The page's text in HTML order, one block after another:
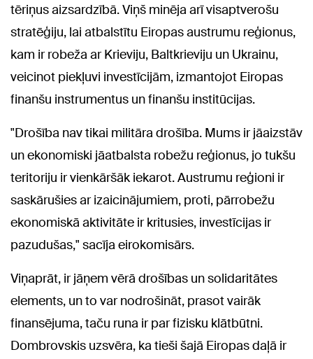
tēriņus aizsardzībā. Viņš minēja arī visaptverošu
stratēģiju, lai atbalstītu Eiropas austrumu reģionus,
kam ir robeža ar Krieviju, Baltkrieviju un Ukrainu,
veicinot piekļuvi investīcijām, izmantojot Eiropas
finanšu instrumentus un finanšu institūcijas.
"Drošība nav tikai militāra drošība. Mums ir jāaizstāv
un ekonomiski jāatbalsta robežu reģionus, jo tukšu
teritoriju ir vienkāršāk iekarot. Austrumu reģioni ir
saskārušies ar izaicinājumiem, proti, pārrobežu
ekonomiskā aktivitāte ir kritusies, investīcijas ir
pazudušas," sacīja eirokomisārs.
Viņaprāt, ir jāņem vērā drošības un solidaritātes
elements, un to var nodrošināt, prasot vairāk
finansējuma, taču runa ir par fizisku klātbūtni.
Dombrovskis uzsvēra, ka tieši šajā Eiropas daļā ir